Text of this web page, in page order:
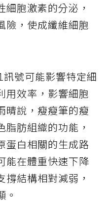
胞激素的分泌，
險，使成纖維細胞
號可能影響特定細
用效率，影響細胞
晴說，瘦瘦筆的瘦
肪組織的功能，
蛋白相關的生成路
能在體重快速下降
結構相對減弱，
。